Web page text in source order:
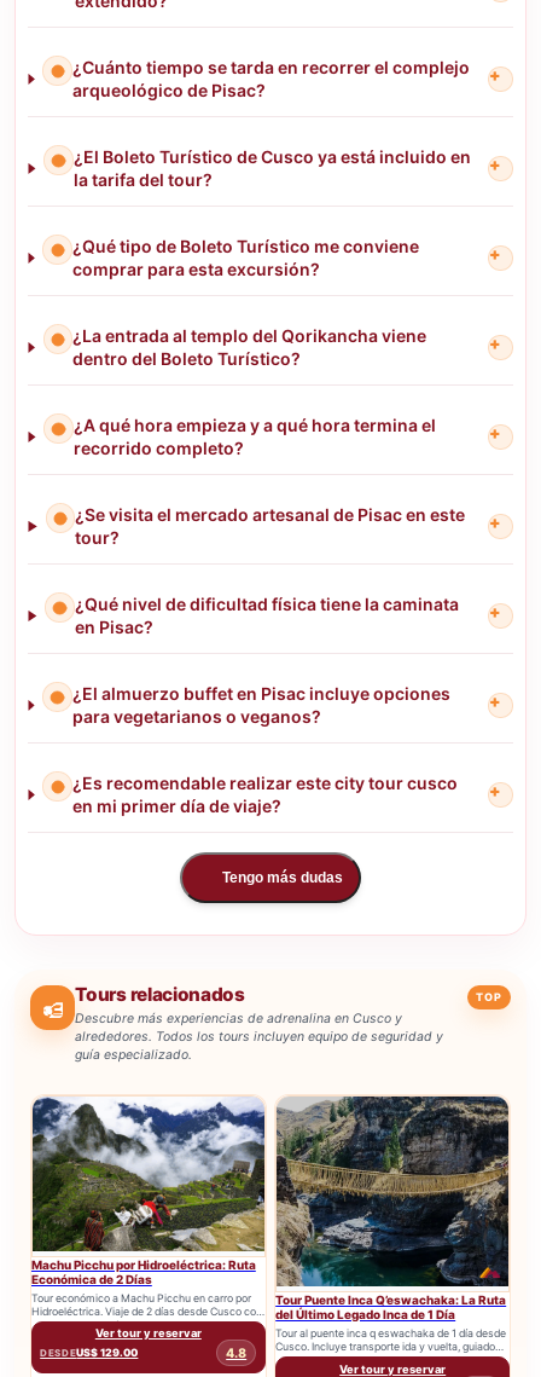
¿Cuánto tiempo se tarda en recorrer el complejo
arqueológico de Pisac?
+
¿El Boleto Turístico de Cusco ya está incluido en
la tarifa del tour?
+
¿Qué tipo de Boleto Turístico me conviene
comprar para esta excursión?
+
¿La entrada al templo del Qorikancha viene
dentro del Boleto Turístico?
+
¿A qué hora empieza y a qué hora termina el
recorrido completo?
+
¿Se visita el mercado artesanal de Pisac en este
tour?
+
¿Qué nivel de dificultad física tiene la caminata
en Pisac?
+
¿El almuerzo buffet en Pisac incluye opciones
para vegetarianos o veganos?
+
¿Es recomendable realizar este city tour cusco
en mi primer día de viaje?
+
Tengo más dudas
Tours relacionados
Descubre más experiencias de adrenalina en Cusco y
alrededores. Todos los tours incluyen equipo de seguridad y
guía especializado.
TOP
Machu Picchu por Hidroeléctrica: Ruta
Económica de 2 Días
Tour económico a Machu Picchu en carro por
Hidroeléctrica. Viaje de 2 días desde Cusco con
transporte, entradas...
Ver tour y reservar
DESDEUS$ 129.00 4.8
Tour Puente Inca Q’eswachaka: La Ruta
del Último Legado Inca de 1 Día
Tour al puente inca q eswachaka de 1 día desde
Cusco. Incluye transporte ida y vuelta, guiado
y...
Ver tour y reservar